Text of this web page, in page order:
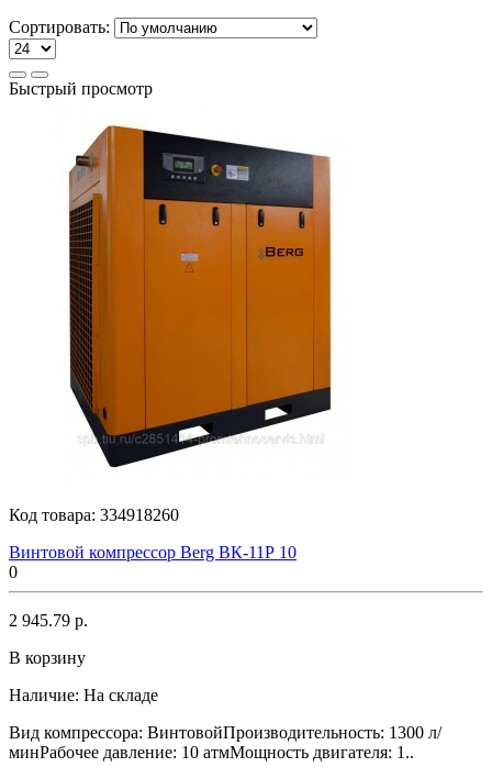
Сортировать:
Быстрый просмотр
Код товара: 334918260
Винтовой компрессор Berg ВК-11Р 10
0
2 945.79 р.
В корзину
Наличие: На складе
Вид компрессора: ВинтовойПроизводительность: 1300 л/
минРабочее давление: 10 атмМощность двигателя: 1..